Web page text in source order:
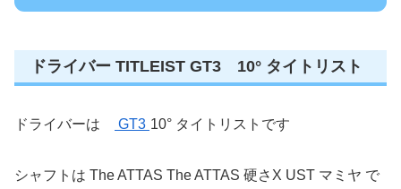
ドライバー TITLEIST GT3 10° タイトリスト
ドライバーは GT3 10° タイトリストです
シャフトは The ATTAS The ATTAS 硬さX UST マミヤ で